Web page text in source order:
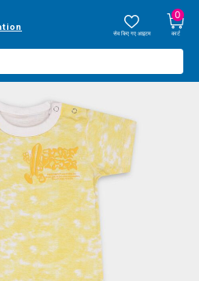
सेव किए गए आइटम
0
कार्ट